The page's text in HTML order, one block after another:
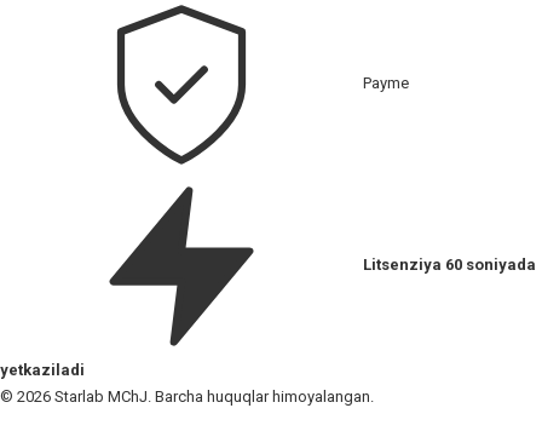
Payme
Litsenziya 60 soniyada
yetkaziladi
© 2026 Starlab MChJ. Barcha huquqlar himoyalangan.